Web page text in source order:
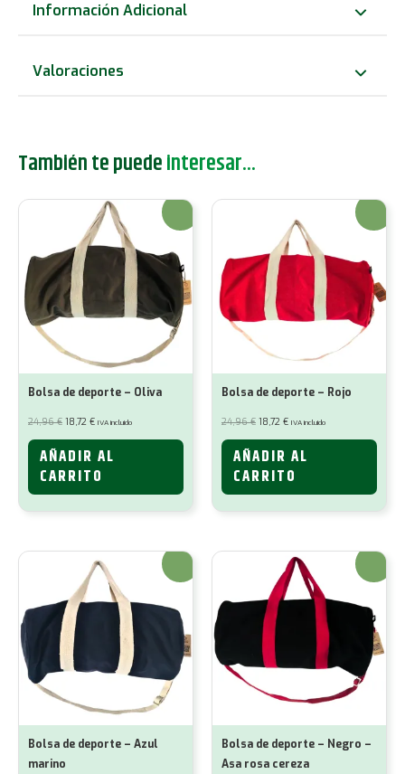
Rosa
Información Adicional
Valoraciones
También te puedeinteresar...
¡Oferta!
Bolsa de deporte – Oliva
24,96€ El
precio
original
era:
24,96 €.
18,72 €El
actual
es:
18,72 €.
IVA incluido
AÑADIR AL
CARRITO
¡Oferta!
Bolsa de deporte – Rojo
24,96€ El
precio
original
era:
24,96 €.
18,72 €El
actual
es:
18,72 €.
IVA incluido
AÑADIR AL
CARRITO
¡Oferta!
Bolsa de deporte – Azul
marino
¡Oferta!
Bolsa de deporte – Negro –
Asa rosa cereza